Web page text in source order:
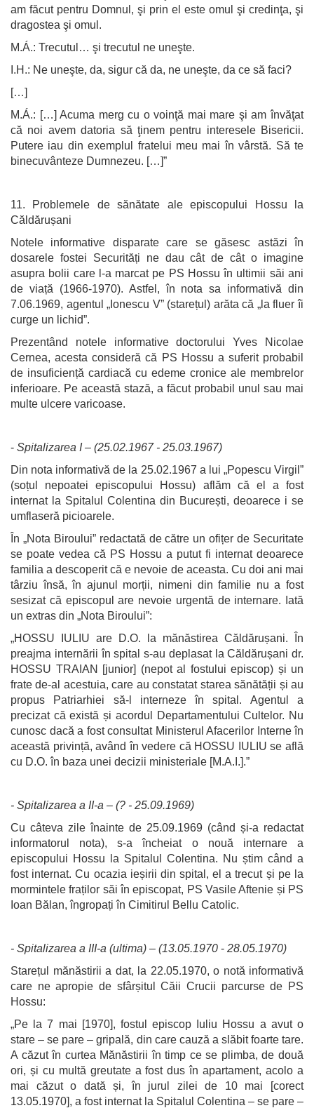
am făcut pentru Domnul, şi prin el este omul şi credinţa, şi
dragostea şi omul.
M.Á.: Trecutul… şi trecutul ne uneşte.
I.H.: Ne uneşte, da, sigur că da, ne uneşte, da ce să faci?
[…]
M.Á.: […] Acuma merg cu o voinţă mai mare şi am învăţat
că noi avem datoria să ţinem pentru interesele Bisericii.
Putere iau din exemplul fratelui meu mai în vârstă. Să te
binecuvânteze Dumnezeu. […]”
11. Problemele de sănătate ale episcopului Hossu la
Căldărușani
Notele informative disparate care se găsesc astăzi în
dosarele fostei Securități ne dau cât de cât o imagine
asupra bolii care l-a marcat pe PS Hossu în ultimii săi ani
de viață (1966-1970). Astfel, în nota sa informativă din
7.06.1969, agentul „Ionescu V” (starețul) arăta că „la fluer îi
curge un lichid”.
Prezentând notele informative doctorului Yves Nicolae
Cernea, acesta consideră că PS Hossu a suferit probabil
de insuficiență cardiacă cu edeme cronice ale membrelor
inferioare. Pe această stază, a făcut probabil unul sau mai
multe ulcere varicoase.
- Spitalizarea I – (25.02.1967 - 25.03.1967)
Din nota informativă de la 25.02.1967 a lui „Popescu Virgil”
(soțul nepoatei episcopului Hossu) aflăm că el a fost
internat la Spitalul Colentina din București, deoarece i se
umflaseră picioarele.
În „Nota Biroului” redactată de către un ofițer de Securitate
se poate vedea că PS Hossu a putut fi internat deoarece
familia a descoperit că e nevoie de aceasta. Cu doi ani mai
târziu însă, în ajunul morții, nimeni din familie nu a fost
sesizat că episcopul are nevoie urgentă de internare. Iată
un extras din „Nota Biroului”:
„HOSSU IULIU are D.O. la mănăstirea Căldărușani. În
preajma internării în spital s-au deplasat la Căldărușani dr.
HOSSU TRAIAN [junior] (nepot al fostului episcop) și un
frate de-al acestuia, care au constatat starea sănătății și au
propus Patriarhiei să-l interneze în spital. Agentul a
precizat că există și acordul Departamentului Cultelor. Nu
cunosc dacă a fost consultat Ministerul Afacerilor Interne în
această privință, având în vedere că HOSSU IULIU se află
cu D.O. în baza unei decizii ministeriale [M.A.I.].”
- Spitalizarea a II-a – (? - 25.09.1969)
Cu câteva zile înainte de 25.09.1969 (când și-a redactat
informatorul nota), s-a încheiat o nouă internare a
episcopului Hossu la Spitalul Colentina. Nu știm când a
fost internat. Cu ocazia ieșirii din spital, el a trecut și pe la
mormintele fraților săi în episcopat, PS Vasile Aftenie și PS
Ioan Bălan, îngropați în Cimitirul Bellu Catolic.
- Spitalizarea a III-a (ultima) – (13.05.1970 - 28.05.1970)
Starețul mănăstirii a dat, la 22.05.1970, o notă informativă
care ne apropie de sfârșitul Căii Crucii parcurse de PS
Hossu:
„Pe la 7 mai [1970], fostul episcop Iuliu Hossu a avut o
stare – se pare – gripală, din care cauză a slăbit foarte tare.
A căzut în curtea Mănăstirii în timp ce se plimba, de două
ori, și cu multă greutate a fost dus în apartament, acolo a
mai căzut o dată și, în jurul zilei de 10 mai [corect
13.05.1970], a fost internat la Spitalul Colentina – se pare –